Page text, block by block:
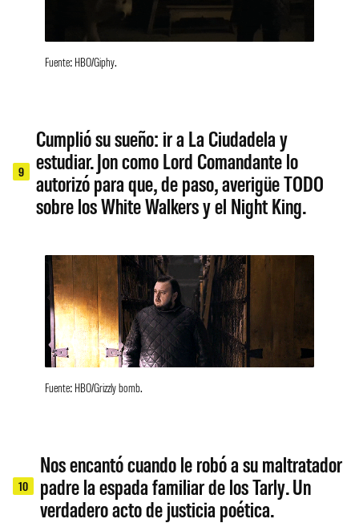
Fuente: HBO/Giphy.
9
Cumplió su sueño: ir a La Ciudadela y
estudiar. Jon como Lord Comandante lo
autorizó para que, de paso, averigüe TODO
sobre los White Walkers y el Night King.
Fuente: HBO/Grizzly bomb.
10
Nos encantó cuando le robó a su maltratador
padre la espada familiar de los Tarly. Un
verdadero acto de justicia poética.